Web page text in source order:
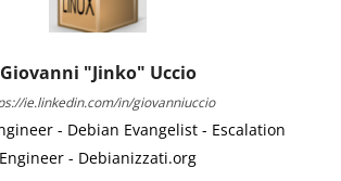
Giovanni "Jinko" Uccio
ie.linkedin.com/in/giovanniuccio
- Debian Evangelist - Escalation
Engineer - Debianizzati.org